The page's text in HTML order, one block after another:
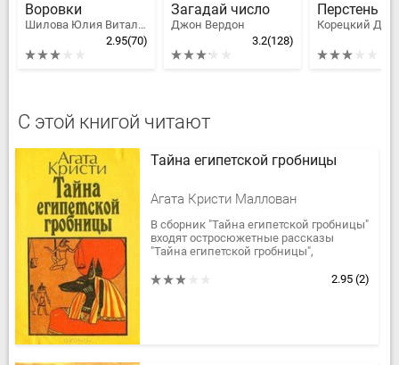
Воровки
Шилова Юлия Витальевна
2.95(70)
Загадай число
Джон Вердон
3.2(128)
Перстень
С этой книгой читают
Тайна египетской гробницы
Агата Кристи Маллован
В сборник "Тайна египетской гробницы"
входят остросюжетные рассказы
"Тайна египетской гробницы",
"Ожерелье танцовщицы" всемирно...
2.95 (2)